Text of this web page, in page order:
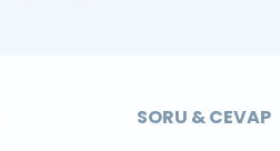
SORU & CEVAP